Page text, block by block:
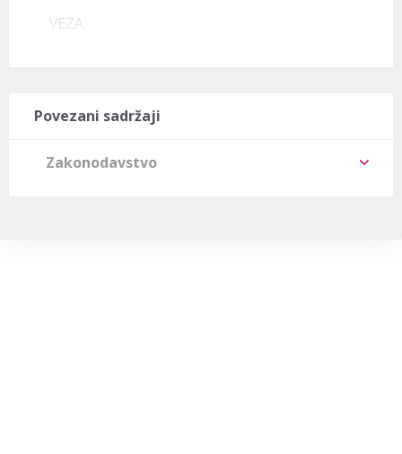
VEZA:
Povezani sadržaji
Zakonodavstvo